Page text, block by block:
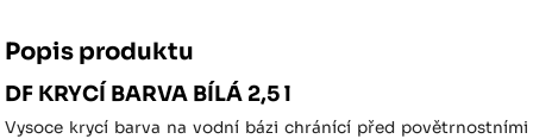
Popis produktu
DF KRYCÍ BARVA BÍLÁ 2,5 l
Vysoce krycí barva na vodní bázi chránící před povětrnostními